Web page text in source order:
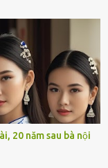
điềm đạm, ít nói,
cho chuyến đi biển
ngơi nhé, anh đưa
cát. Về chắc nó
– Ông Minh cười
gái ríu rít chuẩn bị mà
bận buôn bán ở chợ,
lấy mẹ trước khi đi:
xe khách lăn
20 năm sau bà nội